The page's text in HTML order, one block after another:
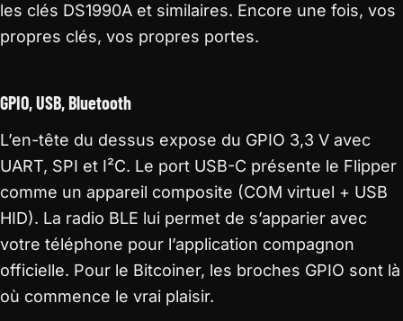
les clés DS1990A et similaires. Encore une fois, vos
propres clés, vos propres portes.
GPIO, USB, Bluetooth
L’en-tête du dessus expose du GPIO 3,3 V avec
UART, SPI et I²C. Le port USB-C présente le Flipper
comme un appareil composite (COM virtuel + USB
HID). La radio BLE lui permet de s’apparier avec
votre téléphone pour l’application compagnon
officielle. Pour le Bitcoiner, les broches GPIO sont là
où commence le vrai plaisir.